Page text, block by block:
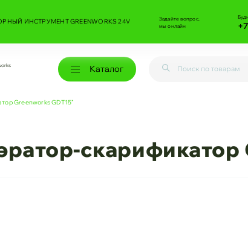
ИНСТРУМЕНТ GREENWORKS 24V
Задайте вопрос,
мы онлайн
Каталог
Greenworks GDT15”
скарификатор